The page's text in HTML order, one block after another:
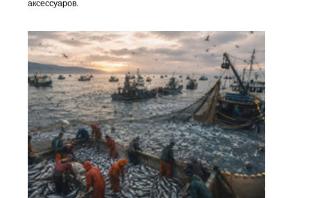
аксессуаров.